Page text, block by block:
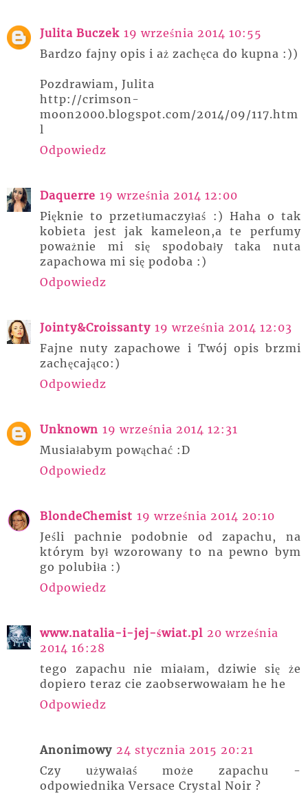
Julita Buczek 19 września 2014 10:55
Bardzo fajny opis i aż zachęca do kupna :))
Pozdrawiam, Julita
http://crimson-
moon2000.blogspot.com/2014/09/117.htm
l
Odpowiedz
Daquerre 19 września 2014 12:00
Pięknie to przetłumaczyłaś :) Haha o tak
kobieta jest jak kameleon,a te perfumy
poważnie mi się spodobały taka nuta
zapachowa mi się podoba :)
Odpowiedz
Jointy&Croissanty 19 września 2014 12:03
Fajne nuty zapachowe i Twój opis brzmi
zachęcająco:)
Odpowiedz
Unknown 19 września 2014 12:31
Musiałabym powąchać :D
Odpowiedz
BlondeChemist 19 września 2014 20:10
Jeśli pachnie podobnie od zapachu, na
którym był wzorowany to na pewno bym
go polubiła :)
Odpowiedz
www.natalia-i-jej-świat.pl 20 września
2014 16:28
tego zapachu nie miałam, dziwie się że
dopiero teraz cie zaobserwowałam he he
Odpowiedz
Anonimowy 24 stycznia 2015 20:21
Czy używałaś może zapachu -
odpowiednika Versace Crystal Noir ?